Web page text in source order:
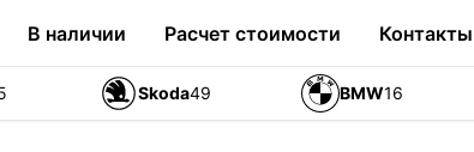
В наличии Расчет стоимости Контакты
Skoda49 BMW16